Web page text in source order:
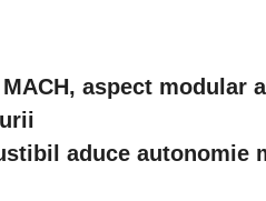
aspect modular
aduce autonomie